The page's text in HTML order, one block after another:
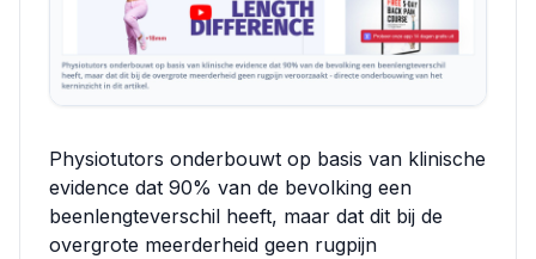
Physiotutors onderbouwt op basis van klinische
evidence dat 90% van de bevolking een
beenlengteverschil heeft, maar dat dit bij de
overgrote meerderheid geen rugpijn